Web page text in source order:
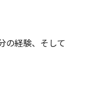
の経験、そして